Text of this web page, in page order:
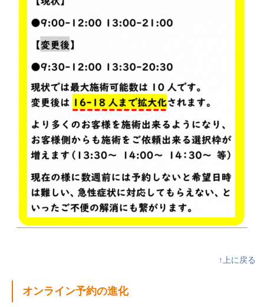
↑上に戻る
オンライン予約の進化